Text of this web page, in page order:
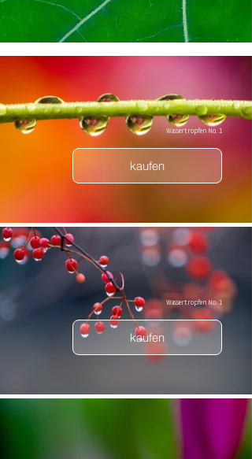
Wassertropfen No. 1
kaufen
Wassertropfen No. 1
kaufen